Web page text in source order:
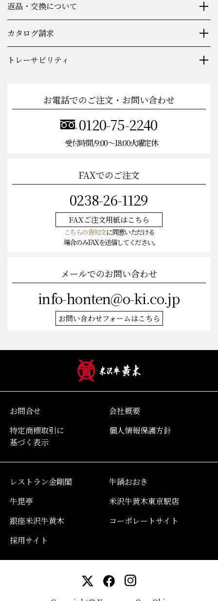
返品・交換について
カタログ請求
トレーサビリティ
お電話でのご注文・お問い合わせ
0120-75-2240
受付時間/9:00〜18:00火曜定休
FAXでのご注文
0238-26-1129
FAXご注文用紙はこちら
こちらの告知文に同意いただける
場合のみFAXを送信してください。
メールでのお問い合わせ
info-honten@o-ki.co.jp
お問い合わせフォームはこちら
お問合せ
会社概要
特定商標取引に
基づく表示
個人情報保護方針
レストラン金剛閣
牛鍋おおき
牛毘亭
米沢牛黄木東京駅店
銀座米沢牛黄木
コーポレートサイト
採用サイト